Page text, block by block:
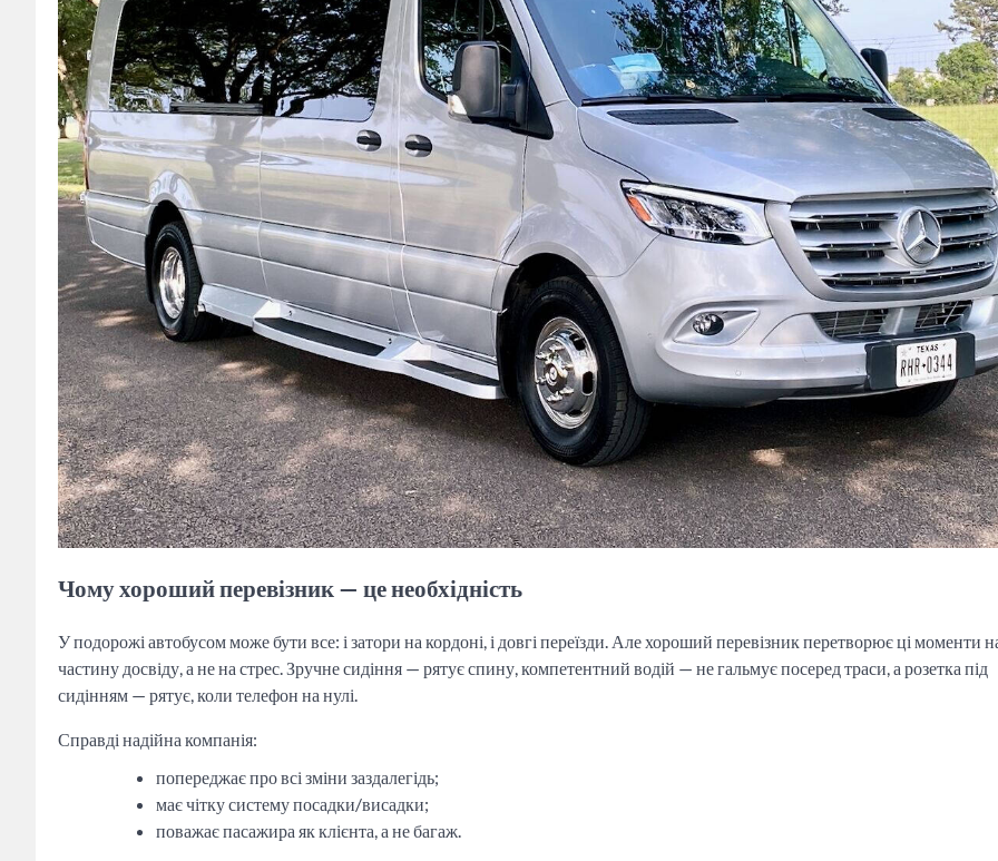
Чому хороший перевізник — це необхідність
У подорожі автобусом може бути все: і затори на кордоні, і довгі переїзди. Але хороший перевізник перетворює ці моменти
частину досвіду, а не на стрес. Зручне сидіння — рятує спину, компетентний водій — не гальмує посеред траси, а розетка під
сидінням — рятує, коли телефон на нулі.
Справді надійна компанія:
попереджає про всі зміни заздалегідь;
має чітку систему посадки/висадки;
поважає пасажира як клієнта, а не багаж.